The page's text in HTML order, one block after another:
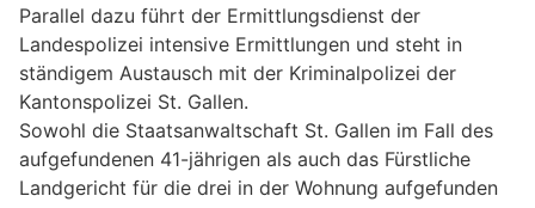
Parallel dazu führt der Ermittlungsdienst der
Landespolizei intensive Ermittlungen und steht in
ständigem Austausch mit der Kriminalpolizei der
Kantonspolizei St. Gallen.
Sowohl die Staatsanwaltschaft St. Gallen im Fall des
aufgefundenen 41-jährigen als auch das Fürstliche
Landgericht für die drei in der Wohnung aufgefunden